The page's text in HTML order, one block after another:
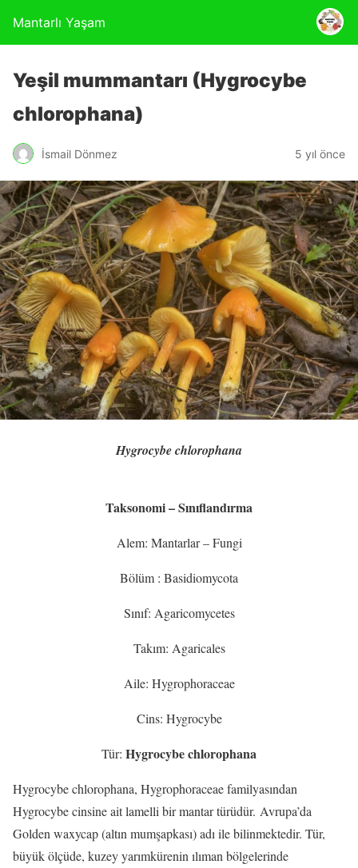
Mantarlı Yaşam
Yeşil mummantarı (Hygrocybe
chlorophana)
İsmail Dönmez 5 yıl önce
Hygrocybe chlorophana
Taksonomi – Sınıflandırma
Alem: Mantarlar – Fungi
Bölüm : Basidiomycota
Sınıf: Agaricomycetes
Takım: Agaricales
Aile: Hygrophoraceae
Cins: Hygrocybe
Tür: Hygrocybe chlorophana
Hygrocybe chlorophana, Hygrophoraceae familyasından
Hygrocybe cinsine ait lamelli bir mantar türüdür. Avrupa’da
Golden waxycap (altın mumşapkası) adı ile bilinmektedir. Tür,
büyük ölçüde, kuzey yarımkürenin ılıman bölgelerinde